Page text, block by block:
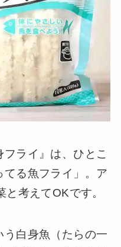
ライ』は、ひとこ
てる魚フライ」。ア
考えてOKです。
白身魚（たらの一